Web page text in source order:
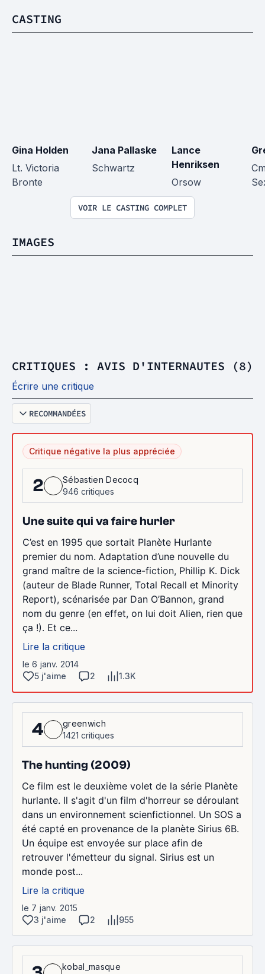
CASTING
Gina Holden
Lt. Victoria
Bronte
Jana Pallaske
Schwartz
Lance
Henriksen
Orsow
VOIR LE CASTING COMPLET
IMAGES
CRITIQUES : AVIS D'INTERNAUTES (8)
Écrire une critique
RECOMMANDÉES
Critique négative la plus appréciée
2
Sébastien Decocq
946 critiques
Une suite qui va faire hurler
C’est en 1995 que sortait Planète Hurlante
premier du nom. Adaptation d’une nouvelle du
grand maître de la science-fiction, Phillip K. Dick
(auteur de Blade Runner, Total Recall et Minority
Report), scénarisée par Dan O’Bannon, grand
nom du genre (en effet, on lui doit Alien, rien que
ça !). Et ce...
Lire la critique
le 6 janv. 2014
5 j'aime
2 1.3K
4
greenwich
1421 critiques
The hunting (2009)
Ce film est le deuxième volet de la série Planète
hurlante. Il s'agit d'un film d'horreur se déroulant
dans un environnement scienfictionnel. Un SOS a
été capté en provenance de la planète Sirius 6B.
Un équipe est envoyée sur place afin de
retrouver l'émetteur du signal. Sirius est un
monde post...
Lire la critique
le 7 janv. 2015
3 j'aime
2 955
kobal_masque